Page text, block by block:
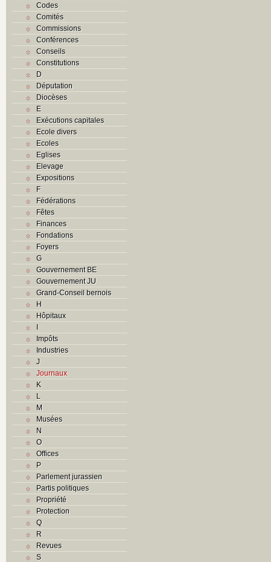
Codes
Comités
Commissions
Conférences
Conseils
Constitutions
D
Députation
Diocèses
E
Exécutions capitales
Ecole divers
Ecoles
Eglises
Elevage
Expositions
F
Fédérations
Fêtes
Finances
Fondations
Foyers
G
Gouvernement BE
Gouvernement JU
Grand-Conseil bernois
H
Hôpitaux
I
Impôts
Industries
J
Journaux
K
L
M
Musées
N
O
Offices
P
Parlement jurassien
Partis politiques
Propriété
Protection
Q
R
Revues
S